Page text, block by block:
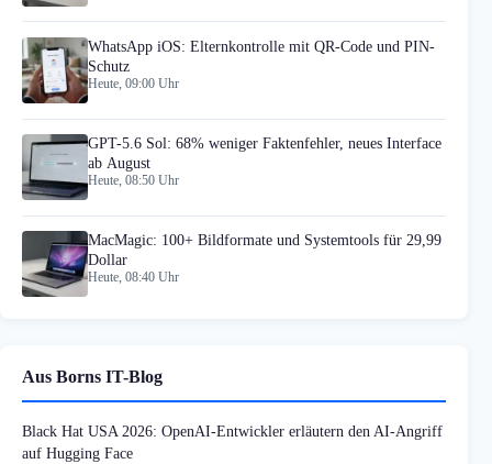
WhatsApp iOS: Elternkontrolle mit QR-Code und PIN-
Schutz
Heute, 09:00 Uhr
GPT-5.6 Sol: 68% weniger Faktenfehler, neues Interface
ab August
Heute, 08:50 Uhr
MacMagic: 100+ Bildformate und Systemtools für 29,99
Dollar
Heute, 08:40 Uhr
Aus Borns IT-Blog
Black Hat USA 2026: OpenAI-Entwickler erläutern den AI-Angriff
auf Hugging Face